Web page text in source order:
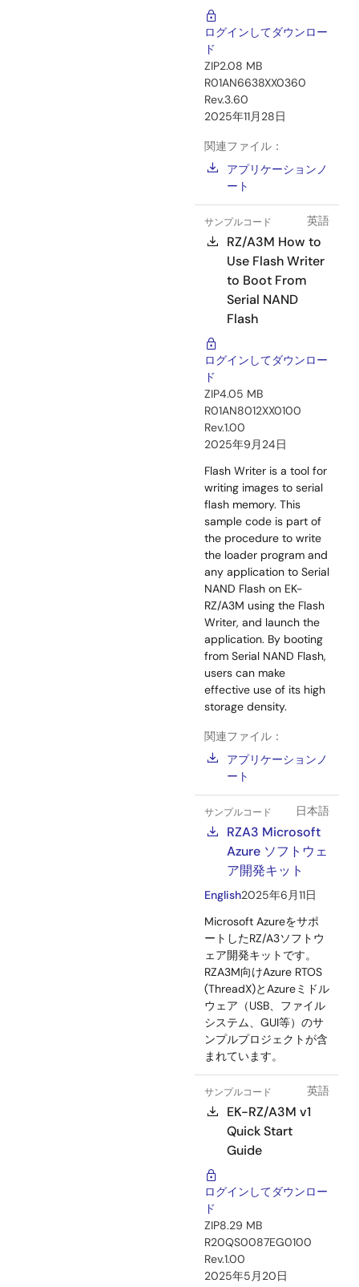
ログインしてダウンロー
ド
ZIP2.08 MB
R01AN6638XX0360
Rev.3.60
2025年11月28日
関連ファイル：
アプリケーションノ
ート
サンプルコード 英語
RZ/A3M How to
Use Flash Writer
to Boot From
Serial NAND
Flash
ログインしてダウンロー
ド
ZIP4.05 MB
R01AN8012XX0100
Rev.1.00
2025年9月24日
Flash Writer is a tool for
writing images to serial
flash memory. This
sample code is part of
the procedure to write
the loader program and
any application to Serial
NAND Flash on EK-
RZ/A3M using the Flash
Writer, and launch the
application. By booting
from Serial NAND Flash,
users can make
effective use of its high
storage density.
関連ファイル：
アプリケーションノ
ート
サンプルコード 日本語
RZA3 Microsoft
Azure ソフトウェ
ア開発キット
English2025年6月11日
Microsoft Azureをサポ
ートしたRZ/A3ソフトウ
ェア開発キットです。
RZA3M向けAzure RTOS
(ThreadX)とAzureミドル
ウェア（USB、ファイル
システム、GUI等）のサ
ンプルプロジェクトが含
まれています。
サンプルコード 英語
EK-RZ/A3M v1
Quick Start
Guide
ログインしてダウンロー
ド
ZIP8.29 MB
R20QS0087EG0100
Rev.1.00
2025年5月20日